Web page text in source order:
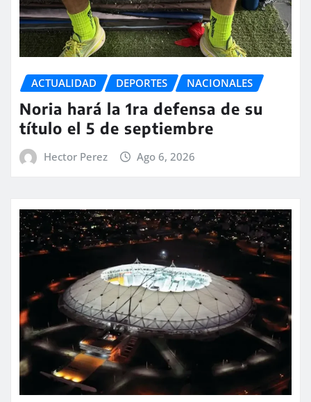
ACTUALIDAD DEPORTES NACIONALES
Noria hará la 1ra defensa de su
título el 5 de septiembre
Hector Perez Ago 6, 2026